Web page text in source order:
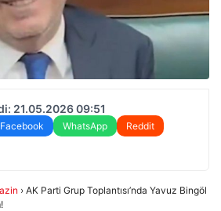
21.05.2026 09:51
Facebook WhatsApp
Reddit
› AK Parti Grup Toplantısı’nda Yavuz Bingöl